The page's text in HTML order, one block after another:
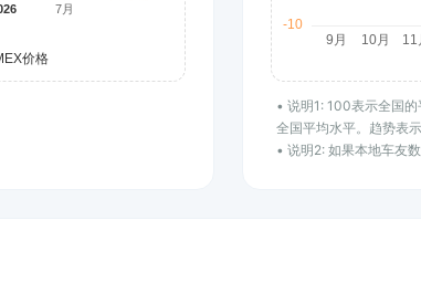
• 说明1: 100表示全国
全国平均水平。趋势表
• 说明2: 如果本地车友